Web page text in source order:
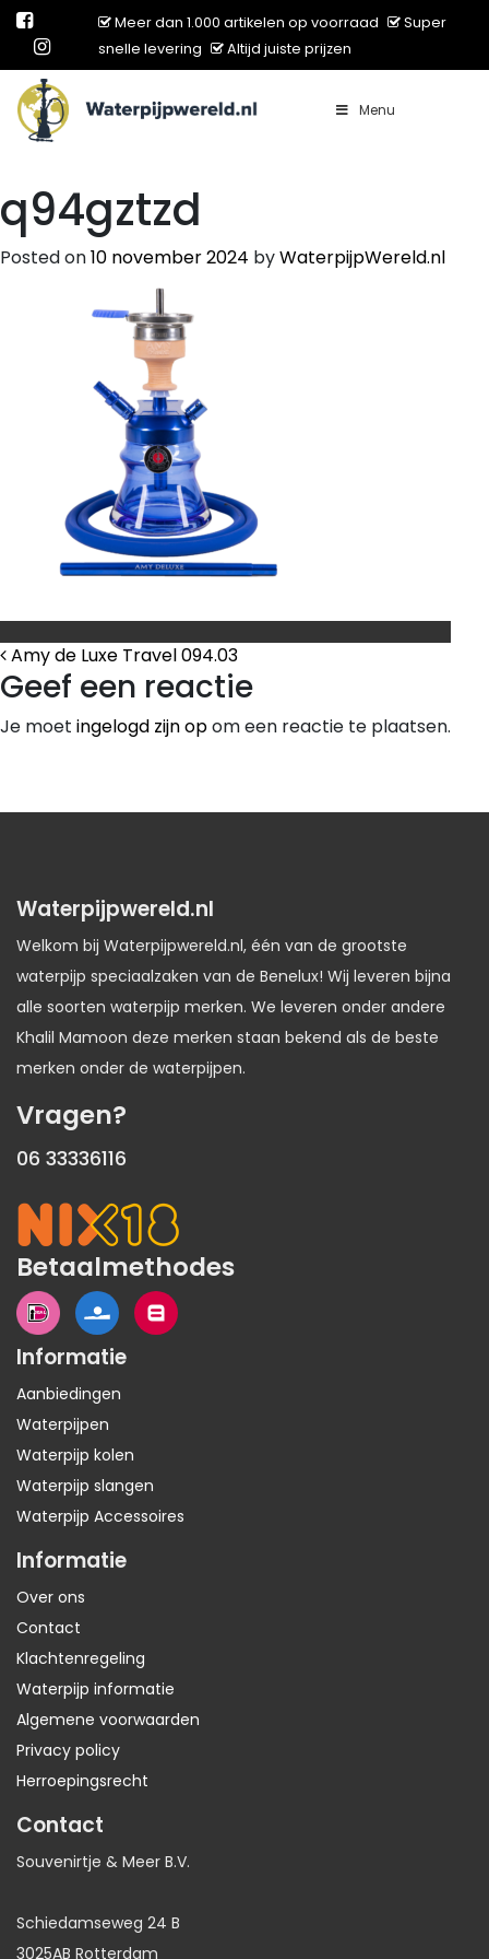
Meer dan 1.000 artikelen op voorraad
Super
snelle levering
Altijd juiste prijzen
Main Navigation Menu
q94gztzd
Posted on10 november 2024 byWaterpijpWereld.nl
Bericht Navigatie
Amy de Luxe Travel 094.03
Geef een reactie
Je moet ingelogd zijn opom een reactie te plaatsen.
Waterpijpwereld.nl
Welkom bij Waterpijpwereld.nl, één van de grootste
waterpijp speciaalzaken van de Benelux! Wij leveren bijna
alle soorten waterpijp merken. We leveren onder andere
Khalil Mamoon deze merken staan bekend als de beste
merken onder de waterpijpen.
Vragen?
06 33336116
Betaalmethodes
Informatie
Aanbiedingen
Waterpijpen
Waterpijp kolen
Waterpijp slangen
Waterpijp Accessoires
Informatie
Over ons
Contact
Klachtenregeling
Waterpijp informatie
Algemene voorwaarden
Privacy policy
Herroepingsrecht
Contact
Souvenirtje & Meer B.V.
Schiedamseweg 24 B
3025AB Rotterdam